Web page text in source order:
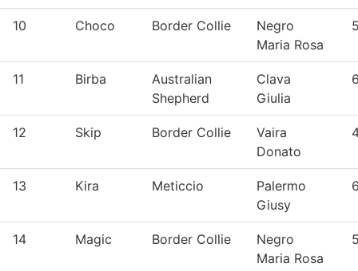
10 Choco Border Collie
Negro
Maria Rosa
11 Birba
Australian
Shepherd
Clava
Giulia
12 Skip Border Collie
Vaira
Donato
13 Kira Meticcio
Palermo
Giusy
14 Magic Border Collie
Negro
Maria Rosa